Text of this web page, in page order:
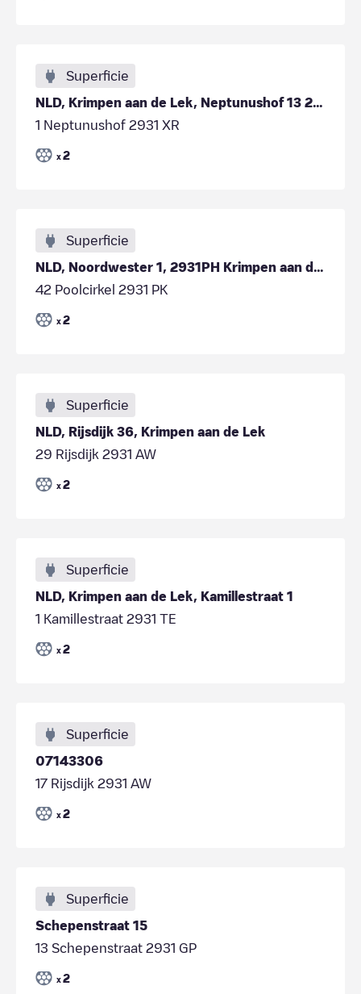
Superficie
NLD, Krimpen aan de Lek, Neptunushof 13 2931XR
1 Neptunushof 2931 XR
x 2
Superficie
NLD, Noordwester 1, 2931PH Krimpen aan de Lek
42 Poolcirkel 2931 PK
x 2
Superficie
NLD, Rijsdijk 36, Krimpen aan de Lek
29 Rijsdijk 2931 AW
x 2
Superficie
NLD, Krimpen aan de Lek, Kamillestraat 1
1 Kamillestraat 2931 TE
x 2
Superficie
07143306
17 Rijsdijk 2931 AW
x 2
Superficie
Schepenstraat 15
13 Schepenstraat 2931 GP
x 2